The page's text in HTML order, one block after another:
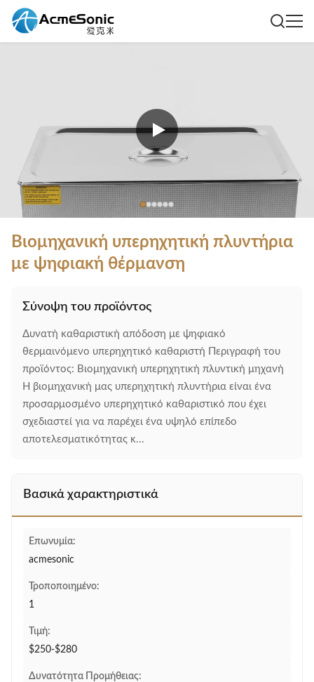
Βιομηχανική υπερηχητική πλυντήρια
με ψηφιακή θέρμανση
Σύνοψη του προϊόντος
Δυνατή καθαριστική απόδοση με ψηφιακό
θερμαινόμενο υπερηχητικό καθαριστή Περιγραφή του
προϊόντος: Βιομηχανική υπερηχητική πλυντική μηχανή
Η βιομηχανική μας υπερηχητική πλυντήρια είναι ένα
προσαρμοσμένο υπερηχητικό καθαριστικό που έχει
σχεδιαστεί για να παρέχει ένα υψηλό επίπεδο
αποτελεσματικότητας κ...
Βασικά χαρακτηριστικά
Επωνυμία:
acmesonic
Τροποποιημένο:
1
Τιμή:
$250-$280
Δυνατότητα Προμήθειας: